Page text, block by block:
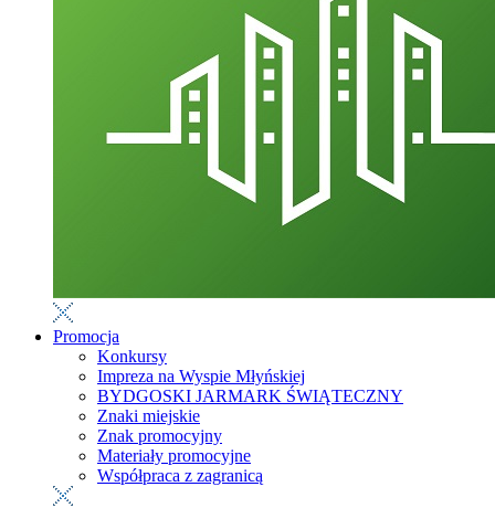
Promocja
Konkursy
Impreza na Wyspie Młyńskiej
BYDGOSKI JARMARK ŚWIĄTECZNY
Znaki miejskie
Znak promocyjny
Materiały promocyjne
Współpraca z zagranicą